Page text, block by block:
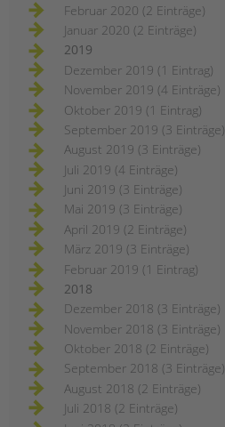
Februar 2020 (2 Einträge)
Januar 2020 (2 Einträge)
2019
Dezember 2019 (1 Eintrag)
November 2019 (4 Einträge)
Oktober 2019 (1 Eintrag)
September 2019 (3 Einträge)
August 2019 (3 Einträge)
Juli 2019 (4 Einträge)
Juni 2019 (3 Einträge)
Mai 2019 (3 Einträge)
April 2019 (2 Einträge)
März 2019 (3 Einträge)
Februar 2019 (1 Eintrag)
2018
Dezember 2018 (3 Einträge)
November 2018 (3 Einträge)
Oktober 2018 (2 Einträge)
September 2018 (3 Einträge)
August 2018 (2 Einträge)
Juli 2018 (2 Einträge)